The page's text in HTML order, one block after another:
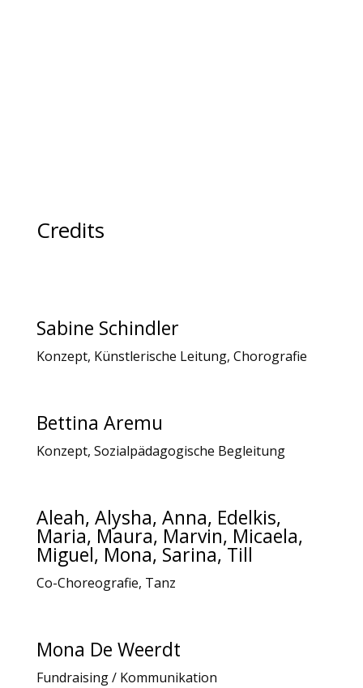
Credits
Sabine Schindler
Konzept, Künstlerische Leitung, Chorografie
Bettina Aremu
Konzept, Sozialpädagogische Begleitung
Aleah, Alysha, Anna, Edelkis,
Maria, Maura, Marvin, Micaela,
Miguel, Mona, Sarina, Till
Co-Choreografie, Tanz
Mona De Weerdt
Fundraising / Kommunikation